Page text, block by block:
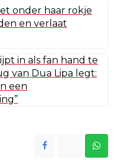
onder haar rokje
en verlaat
in als fan hand te
van Dua Lipa legt:
een